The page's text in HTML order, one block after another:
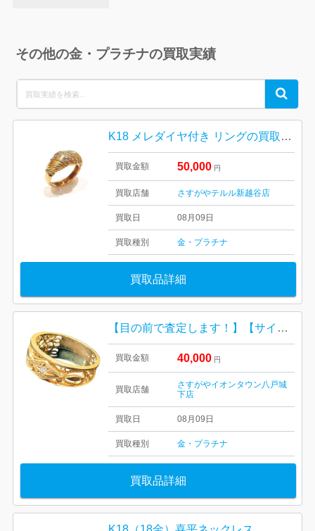
その他の金・プラチナの買取実績
for:
Search
K18 メレダイヤ付き リングの買取実績
買取金額 50,000 円
買取店舗 さすがやテルル新越谷店
買取日 08月09日
買取種別 金・プラチナ
買取品詳細
【目の前で査定します！】【サイズアウト】K18(18金)リング
買取金額 40,000 円
買取店舗
さすがやイオンタウン八戸城
下店
買取日 08月09日
買取種別 金・プラチナ
買取品詳細